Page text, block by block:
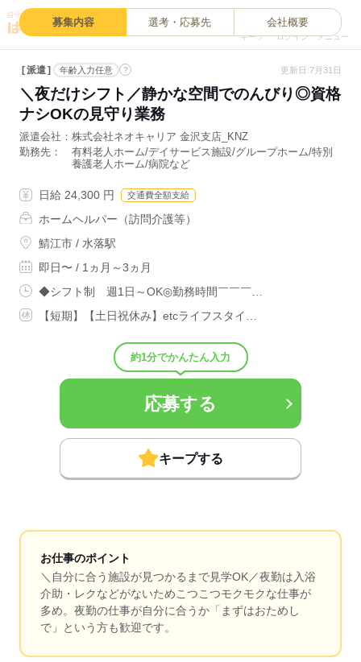
キープ ログイン メニュー
募集内容 選考・応募先 会社概要
派遣 年齢入力任意 ? 更新日:7月31日
＼夜だけシフト／静かな空間でのんびり◎資格
ナシOKの見守り業務
派遣会社
株式会社ネオキャリア 金沢支店_KNZ
勤務先
有料老人ホーム/デイサービス施設/グループホーム/特別
養護老人ホーム/病院など
日給 24,300 円 交通費全額支給
ホームヘルパー（訪問介護等）
鯖江市 / 水落駅
即日〜 / 1ヵ月～3ヵ月
◆シフト制 週1日～OK◎勤務時間￣￣￣…
【短期】【土日祝休み】etcライフスタイ…
約1分でかんたん入力
応募する
キープする
お仕事のポイント
＼自分に合う施設が見つかるまで見学OK／夜勤は入浴
介助・レクなどがないためこつこつモクモクな仕事が
多め。夜勤の仕事が自分に合うか「まずはおためし
で」という方も歓迎です。